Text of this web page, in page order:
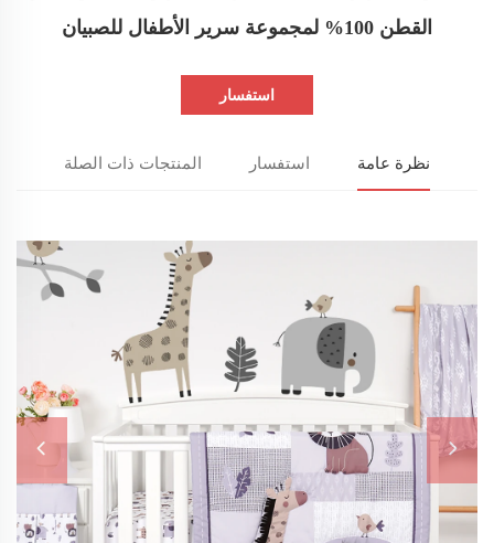
القطن 100% لمجموعة سرير الأطفال للصبيان
استفسار
نظرة عامة استفسار المنتجات ذات الصلة